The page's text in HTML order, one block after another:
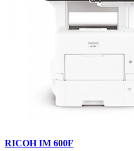
RICOH IM 600F